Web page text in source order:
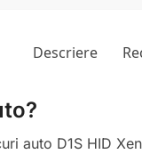
Descriere
auto D1S HID